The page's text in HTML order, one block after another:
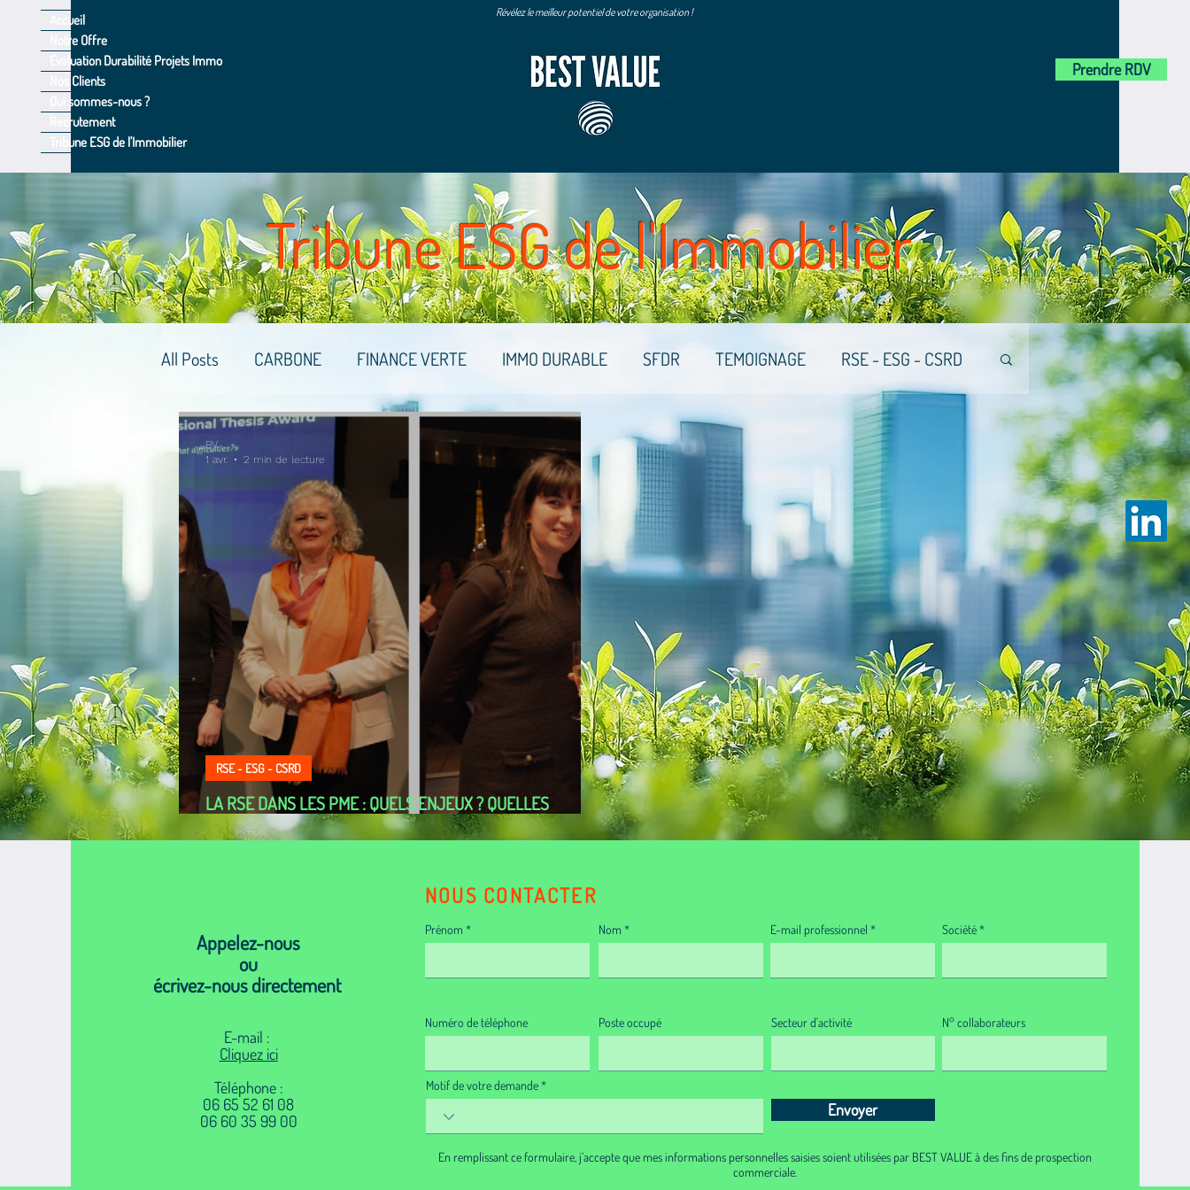
Prendre RDV
Accueil
Notre Offre
Evaluation Durabilité Projets Immo
Nos Clients
Qui sommes-nous ?
Recrutement
Tribune ESG de l'Immobilier
Révélez le meilleur potentiel de votre organisation !
Tribune ESG de l'Immobilier
All Posts CARBONE FINANCE VERTE IMMO DURABLE SFDR TEMOIGNAGE RSE - ESG - CSRD
LA RSE DANS LES PME : QUELS ENJEUX ? QUELLES
PRATIQUES ? QUELLES DIFFICULTES ?
RSE - ESG - CSRD
BV
1 avr.
2 min de lecture
Appelez-nous
ou
écrivez-nous directement ​
E-mail :
Cliquez ici
Téléphone :
06 65 52 61 08
06 60 35 99 00
NOUS CONTACTER
Prénom Nom E-mail professionnel Société
Numéro de téléphone Poste occupé Secteur d'activité N° collaborateurs
Motif de votre demande
Envoyer
En remplissant ce formulaire, j’accepte que mes informations personnelles saisies soient utilisées par BEST VALUE à des fins de prospection
commerciale.​